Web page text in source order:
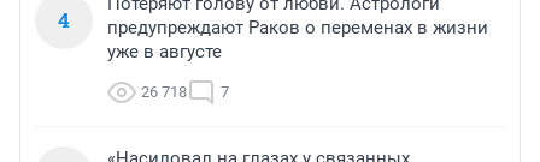
4
предупреждают Раков о переменах в жизни
уже в августе
26 718 7